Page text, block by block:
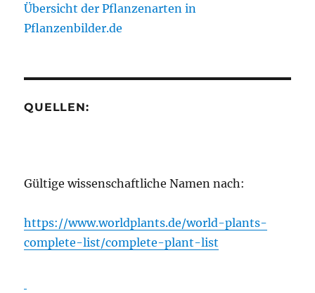
Übersicht der Pflanzenarten in
Pflanzenbilder.de
QUELLEN:
Gültige wissenschaftliche Namen nach:
https://www.worldplants.de/world-plants-
complete-list/complete-plant-list